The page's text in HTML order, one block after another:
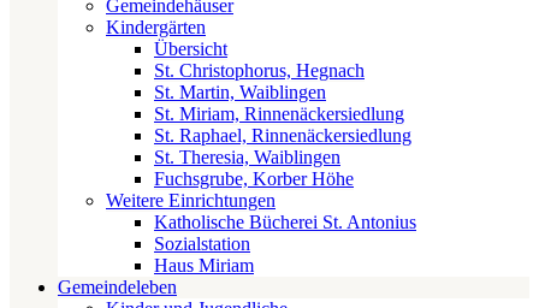
Gemeindehäuser
Kindergärten
Übersicht
St. Christophorus, Hegnach
St. Martin, Waiblingen
St. Miriam, Rinnenäckersiedlung
St. Raphael, Rinnenäckersiedlung
St. Theresia, Waiblingen
Fuchsgrube, Korber Höhe
Weitere Einrichtungen
Katholische Bücherei St. Antonius
Sozialstation
Haus Miriam
Gemeindeleben